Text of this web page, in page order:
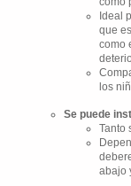
Ideal
que
como
los
Se puede
Tanto
abajo